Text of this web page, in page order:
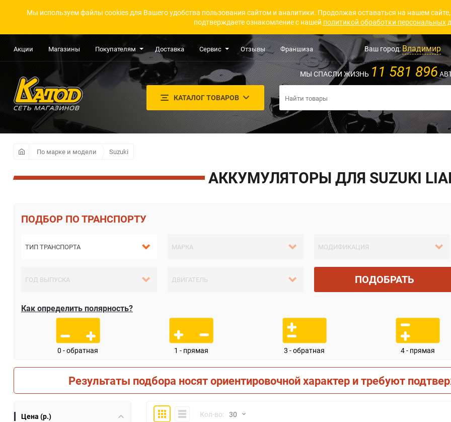
Мы используем файлы cookies для Вашего удобства пользования сайтом и аналитики. Продолжая оставаться на нашем
подтверждаете ознакомление с нашей политикой обработки персональных
Акции Магазины Покупателям Доставка Сервис Отзывы Франшиза Ваш город:Владимир
КАТАЛОГ ТОВАРОВ
МЫ СПАСЛИ ЖИЗНЬ 11 581 896
По марке и модели Suzuki
АККУМУЛЯТОРЫ ДЛЯ SUZUKI
ПО ТРАНСПОРТУ
ПОДОБРАТЬ
Как определить полярность?
0 - обратная 1 - прямая 3 - обратная 4 - прямая
Результаты подбора носят ориентировочной характер и требуют
Цена (р.)
ПлиткаКомпактноКол-во: 30